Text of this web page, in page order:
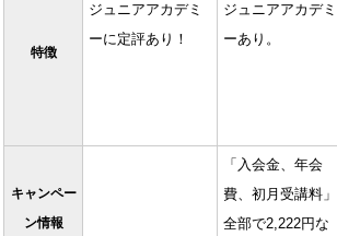
特徴
ジュニアアカデミ
ーに定評あり！
ジュニアアカデミ
ーあり。
キャンペー
ン情報
「入会金、年会
費、初月受講料」
全部で2,222円な